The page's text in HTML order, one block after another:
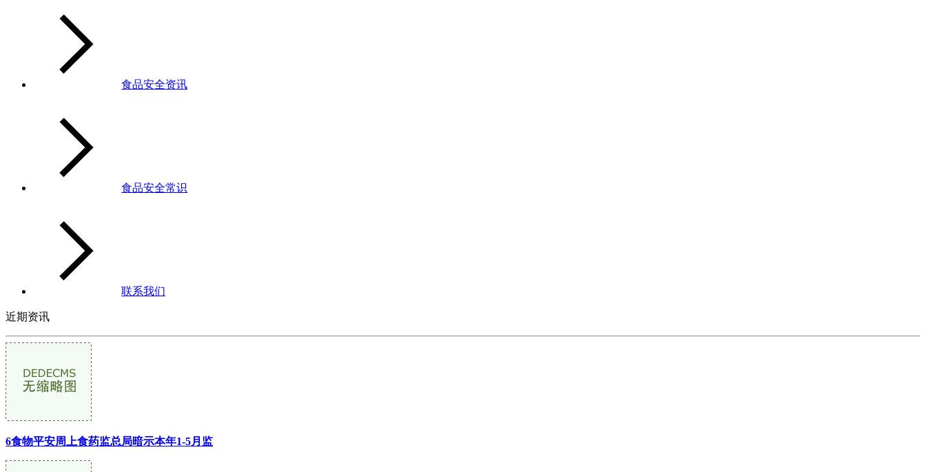
食品安全资讯
食品安全常识
联系我们
近期资讯
6食物平安周上食药监总局暗示本年1-5月监